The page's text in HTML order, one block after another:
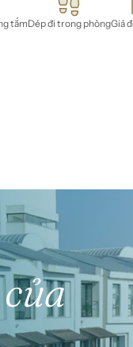
tắmDép đi trong phòngGiá